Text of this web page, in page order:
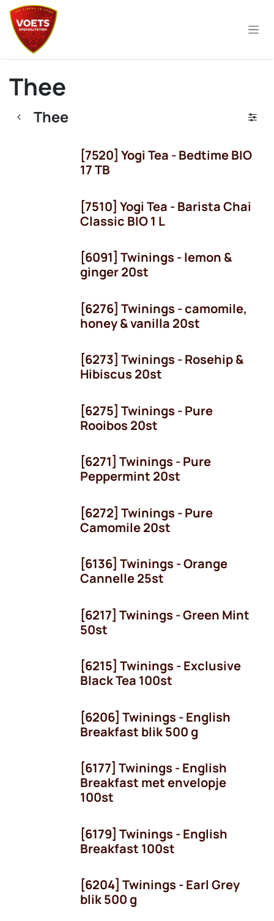
Overslaan naar inhoud
Thee
Thee
[7520] Yogi Tea - Bedtime BIO
17 TB
[7510] Yogi Tea - Barista Chai
Classic BIO 1 L
[6091] Twinings - lemon &
ginger 20st
[6276] Twinings - camomile,
honey & vanilla 20st
[6273] Twinings - Rosehip &
Hibiscus 20st
[6275] Twinings - Pure
Rooibos 20st
[6271] Twinings - Pure
Peppermint 20st
[6272] Twinings - Pure
Camomile 20st
[6136] Twinings - Orange
Cannelle 25st
[6217] Twinings - Green Mint
50st
[6215] Twinings - Exclusive
Black Tea 100st
[6206] Twinings - English
Breakfast blik 500 g
[6177] Twinings - English
Breakfast met envelopje
100st
[6179] Twinings - English
Breakfast 100st
[6204] Twinings - Earl Grey
blik 500 g